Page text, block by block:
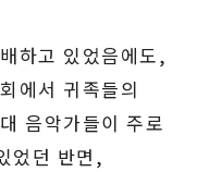
하고 있었음에도,
에서 귀족들의
음악가들이 주로
었던 반면,